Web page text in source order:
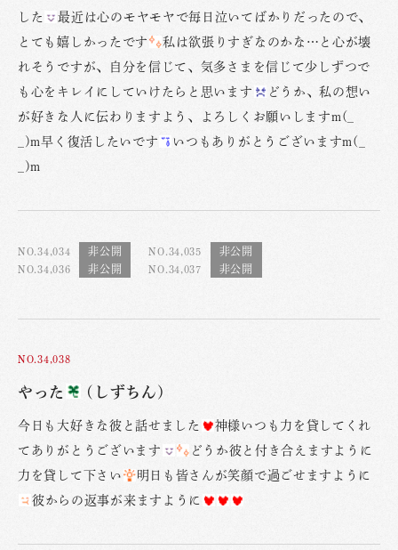
した
最近は心のモヤモヤで毎日泣いてばかりだったので、
とても嬉しかったです
私は欲張りすぎなのかな…と心が壊
れそうですが、自分を信じて、気多さまを信じて少しずつで
も心をキレイにしていけたらと思います
どうか、私の想い
が好きな人に伝わりますよう、よろしくお願いしますm(_
_)m早く復活したいです
いつもありがとうございますm(_
_)m
NO.34,034
NO.34,035
NO.34,036
NO.34,037
NO.34,038
やった (しずちん)
今日も大好きな彼と話せました
神様いつも力を貸してくれ
てありがとうございます
どうか彼と付き合えますように
力を貸して下さい
明日も皆さんが笑顔で過ごせますように
彼からの返事が来ますように